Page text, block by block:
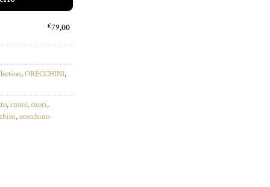
€79,00
,ORECCHINI,
,cuore,cuori,
,orecchino